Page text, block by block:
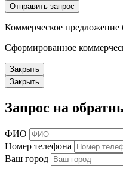
Отправить запрос
Коммерческое предложение
Сформированное
Закрыть
Закрыть
Запрос на
ФИО
Номер телефона
Ваш город